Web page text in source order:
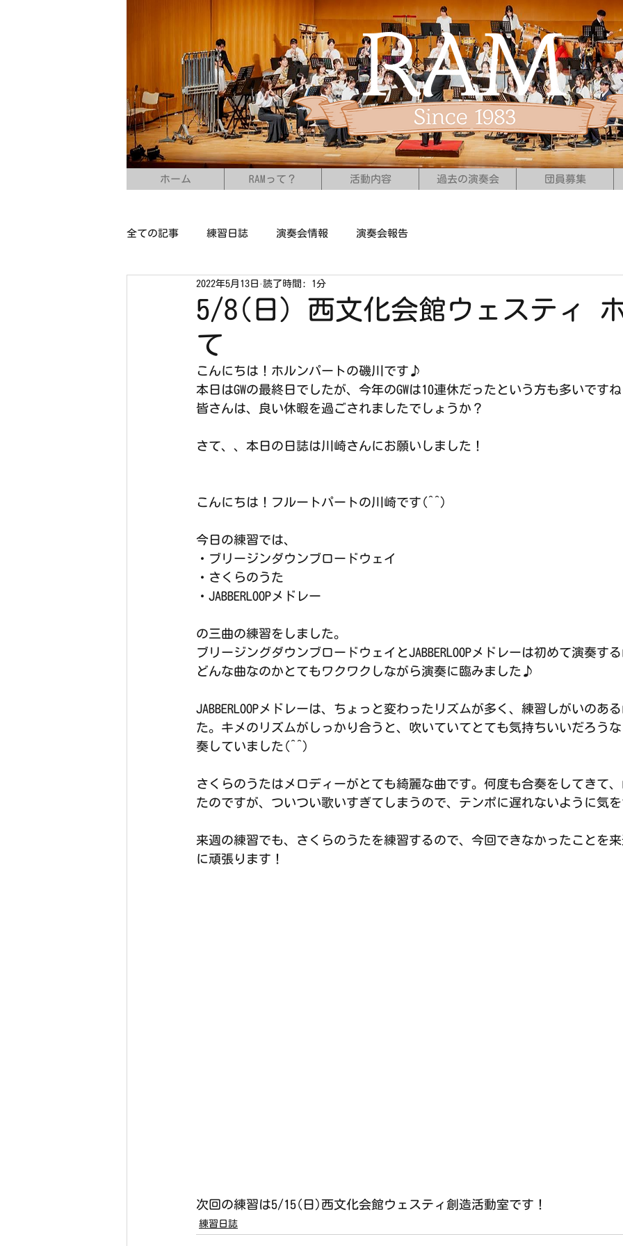
ホーム RAMって？ 活動内容 過去の演奏会 団員募集
全ての記事 練習日誌 演奏会情報 演奏会報告
5/8(日) 西文化会館ウェスティ
て
2022年5月13日 読了時間: 1分
こんにちは！ホルンパートの磯川です♪
本日はGWの最終日でしたが、今年のGWは10連休だったという方も多いです
皆さんは、良い休暇を過ごされましたでしょうか？
さて、、本日の日誌は川崎さんにお願いしました！
こんにちは！フルートパートの川崎です(^^)
今日の練習では、
・ブリージンダウンブロードウェイ
・さくらのうた
・JABBERLOOPメドレー
の三曲の練習をしました。
ブリージングダウンブロードウェイとJABBERLOOPメドレーは初めて演奏す
どんな曲なのかとてもワクワクしながら演奏に臨みました♪
JABBERLOOPメドレーは、ちょっと変わったリズムが多く、練習しがいのあ
た。キメのリズムがしっかり合うと、吹いていてとても気持ちいいだろう
奏していました(^^)
さくらのうたはメロディーがとても綺麗な曲です。何度も合奏をしてきて
たのですが、ついつい歌いすぎてしまうので、テンポに遅れないように気
来週の練習でも、さくらのうたを練習するので、今回できなかったことを
に頑張ります！
次回の練習は5/15(日)西文化会館ウェスティ創造活動室です！
練習日誌